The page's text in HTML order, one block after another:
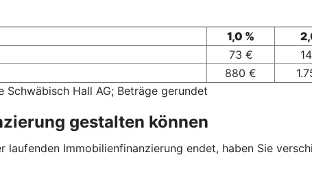
1,0 %
73 €
880 €
Schwäbisch Hall AG; Beträge gerundet
gestalten können
laufenden Immobilienfinanzierung endet, haben Sie